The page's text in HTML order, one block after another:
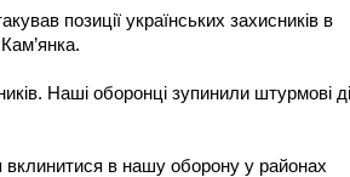
позиції українських захисників в
Наші оборонці зупинили штурмові
в нашу оборону у районах